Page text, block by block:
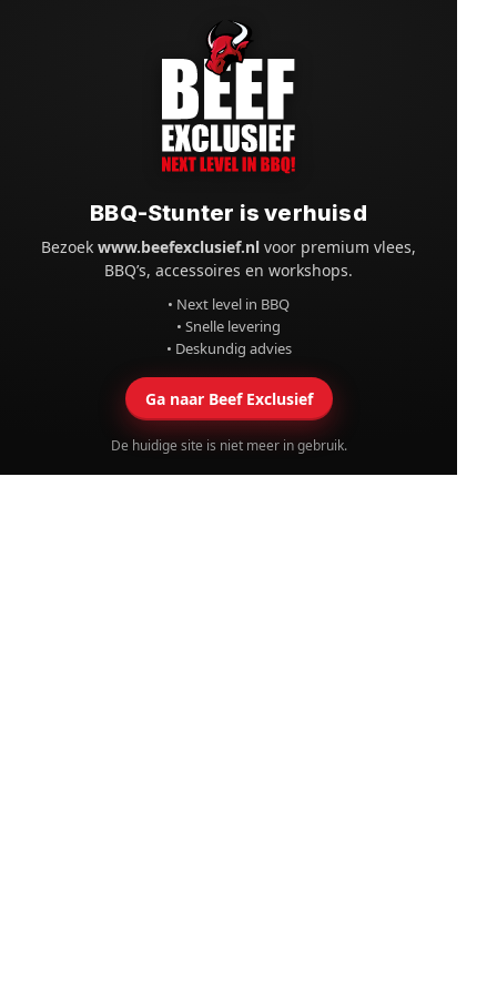
BBQ-Stunter is verhuisd
Bezoekwww.beefexclusief.nl voor premium vlees,
BBQ’s, accessoires en workshops.
• Next level in BBQ
• Snelle levering
• Deskundig advies
Ga naar Beef Exclusief
De huidige site is niet meer in gebruik.